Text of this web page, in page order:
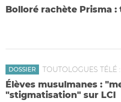
Bolloré rachète Prisma
DOSSIER TOUTOLOGUES TÉLÉ
Élèves musulmanes :
"stigmatisation" sur LCI